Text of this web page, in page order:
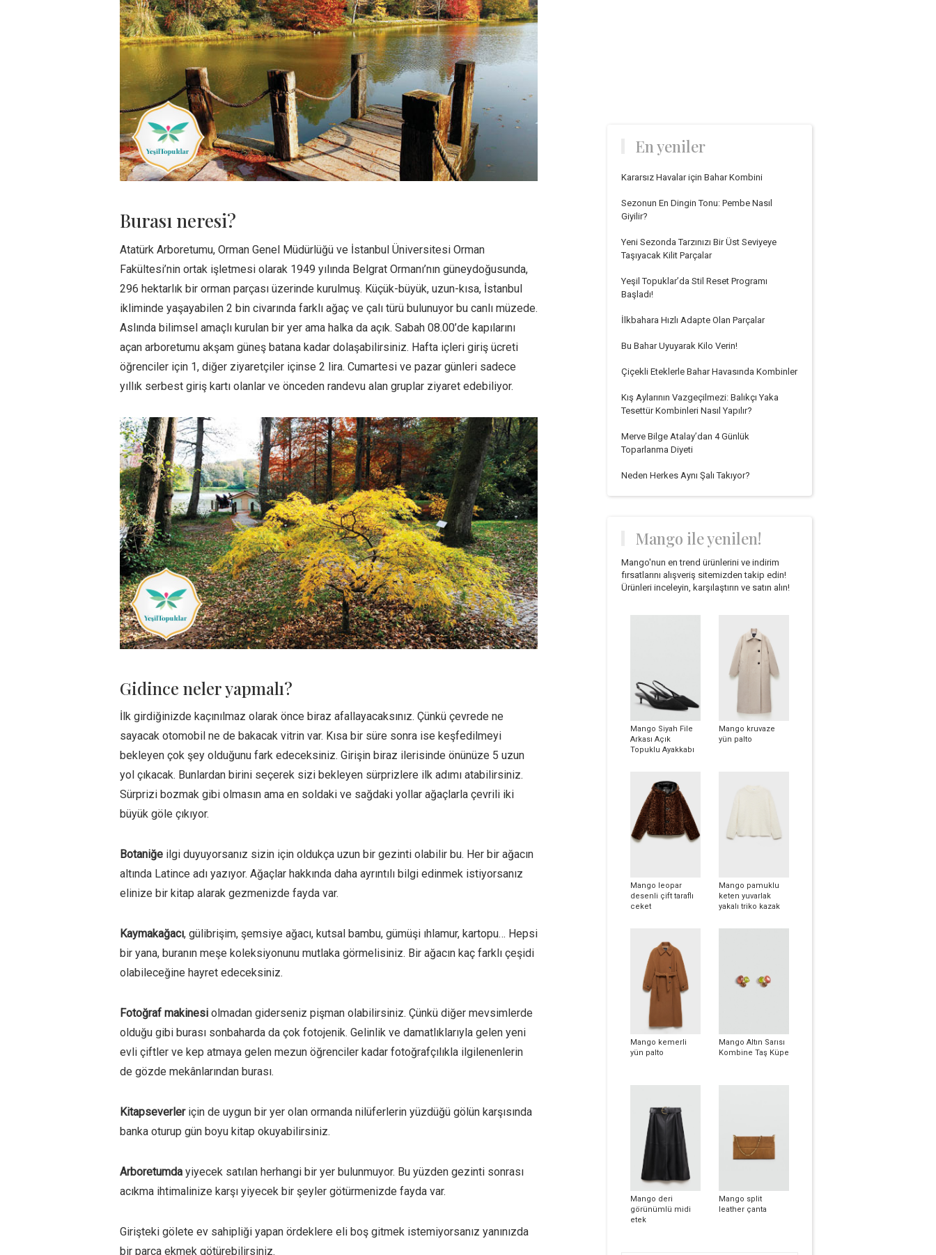
Burası neresi?
Atatürk Arboretumu, Orman Genel Müdürlüğü ve İstanbul Üniversitesi Orman
Fakültesi’nin ortak işletmesi olarak 1949 yılında Belgrat Ormanı’nın güneydoğusunda,
296 hektarlık bir orman parçası üzerinde kurulmuş. Küçük-büyük, uzun-kısa, İstanbul
ikliminde yaşayabilen 2 bin civarında farklı ağaç ve çalı türü bulunuyor bu canlı müzede.
Aslında bilimsel amaçlı kurulan bir yer ama halka da açık. Sabah 08.00’de kapılarını
açan arboretumu akşam güneş batana kadar dolaşabilirsiniz. Hafta içleri giriş ücreti
öğrenciler için 1, diğer ziyaretçiler içinse 2 lira. Cumartesi ve pazar günleri sadece
yıllık serbest giriş kartı olanlar ve önceden randevu alan gruplar ziyaret edebiliyor.
Gidince neler yapmalı?
İlk girdiğinizde kaçınılmaz olarak önce biraz afallayacaksınız. Çünkü çevrede ne
sayacak otomobil ne de bakacak vitrin var. Kısa bir süre sonra ise keşfedilmeyi
bekleyen çok şey olduğunu fark edeceksiniz. Girişin biraz ilerisinde önünüze 5 uzun
yol çıkacak. Bunlardan birini seçerek sizi bekleyen sürprizlere ilk adımı atabilirsiniz.
Sürprizi bozmak gibi olmasın ama en soldaki ve sağdaki yollar ağaçlarla çevrili iki
büyük göle çıkıyor.
Botaniğe ilgi duyuyorsanız sizin için oldukça uzun bir gezinti olabilir bu. Her bir ağacın
altında Latince adı yazıyor. Ağaçlar hakkında daha ayrıntılı bilgi edinmek istiyorsanız
elinize bir kitap alarak gezmenizde fayda var.
Kaymakağacı, gülibrişim, şemsiye ağacı, kutsal bambu, gümüşi ıhlamur, kartopu… Hepsi
bir yana, buranın meşe koleksiyonunu mutlaka görmelisiniz. Bir ağacın kaç farklı çeşidi
olabileceğine hayret edeceksiniz.
Fotoğraf makinesi olmadan giderseniz pişman olabilirsiniz. Çünkü diğer mevsimlerde
olduğu gibi burası sonbaharda da çok fotojenik. Gelinlik ve damatlıklarıyla gelen yeni
evli çiftler ve kep atmaya gelen mezun öğrenciler kadar fotoğrafçılıkla ilgilenenlerin
de gözde mekânlarından burası.
Kitapseverleriçin de uygun bir yer olan ormanda nilüferlerin yüzdüğü gölün karşısında
banka oturup gün boyu kitap okuyabilirsiniz.
Arboretumda yiyecek satılan herhangi bir yer bulunmuyor. Bu yüzden gezinti sonrası
acıkma ihtimalinize karşı yiyecek bir şeyler götürmenizde fayda var.
Girişteki gölete ev sahipliği yapan ördeklere eli boş gitmek istemiyorsanız yanınızda
bir parça ekmek götürebilirsiniz.
En yeniler
Kararsız Havalar için Bahar Kombini
Sezonun En Dingin Tonu: Pembe Nasıl
Giyilir?
Yeni Sezonda Tarzınızı Bir Üst Seviyeye
Taşıyacak Kilit Parçalar
Yeşil Topuklar’da Stil Reset Programı
Başladı!
İlkbahara Hızlı Adapte Olan Parçalar
Bu Bahar Uyuyarak Kilo Verin!
Çiçekli Eteklerle Bahar Havasında Kombinler
Kış Aylarının Vazgeçilmezi: Balıkçı Yaka
Tesettür Kombinleri Nasıl Yapılır?
Merve Bilge Atalay’dan 4 Günlük
Toparlanma Diyeti
Neden Herkes Aynı Şalı Takıyor?
Mango ile yenilen!
Mango'nun en trend ürünlerini ve indirim
fırsatlarını alışveriş sitemizden takip edin!
Ürünleri inceleyin, karşılaştırın ve satın alın!
Mango Siyah File
Arkası Açık
Topuklu Ayakkabı
Mango kruvaze
yün palto
Mango leopar
desenli çift taraflı
ceket
Mango pamuklu
keten yuvarlak
yakalı triko kazak
Mango kemerli
yün palto
Mango Altın Sarısı
Kombine Taş Küpe
Mango deri
görünümlü midi
etek
Mango split
leather çanta